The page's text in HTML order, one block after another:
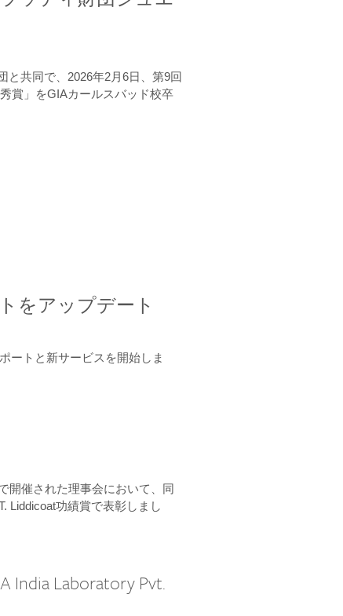
と共同で、2026年2月6日、第9回
賞」をGIAカールスバッド校卒
をアップデート
ートと新サービスを開始しま
開催された理事会において、同
Liddicoat功績賞で表彰しまし
India Laboratory Pvt.